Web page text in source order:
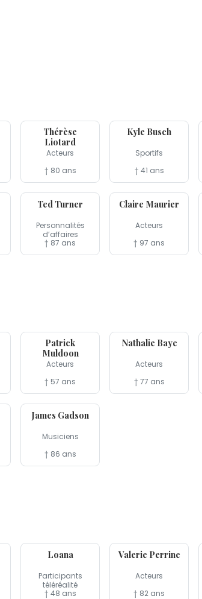
Thérèse
Liotard
Acteurs
† 80 ans
Kyle Busch
Sportifs
† 41 ans
6 mai
Ted Turner
Personnalités
d’affaires
† 87 ans
3 mai
Claire Maurier
Acteurs
† 97 ans
Patrick
Muldoon
Acteurs
† 57 ans
Nathalie Baye
Acteurs
† 77 ans
3 avr
James Gadson
Musiciens
† 86 ans
Loana
Participants
téléréalité
† 48 ans
Valerie Perrine
Acteurs
† 82 ans